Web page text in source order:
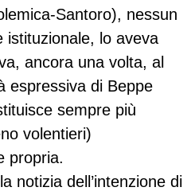
Santoro), nessun
istituzionale, lo aveva
ancora una volta, al
espressiva di Beppe
sempre più
volentieri)
propria.
notizia dell’intenzione di